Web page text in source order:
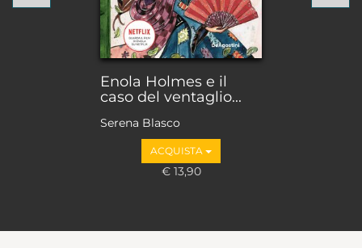
Enola Holmes e il
caso del ventaglio...
Serena Blasco
ACQUISTA
€ 13,90